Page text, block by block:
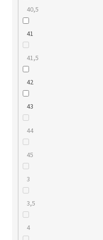
40,5
41
41,5
42
43
44
45
3
3,5
4